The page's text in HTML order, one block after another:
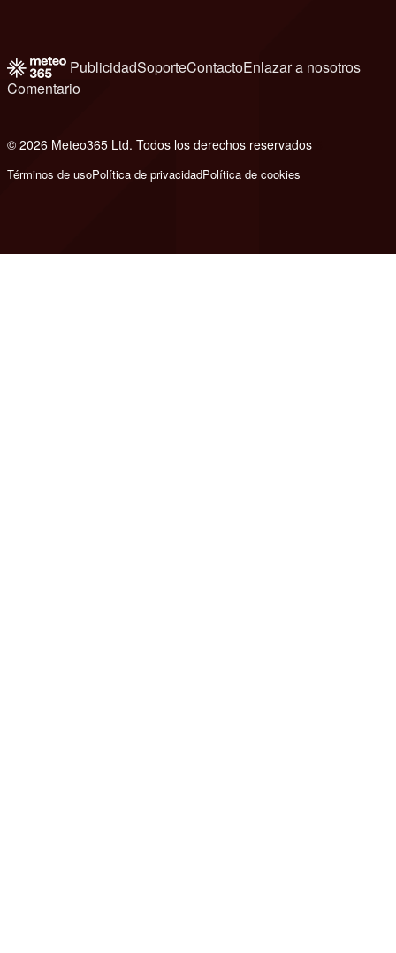
PublicidadSoporteContactoEnlazar a nosotros
Comentario
© 2026 Meteo365 Ltd. Todos los derechos reservados
Términos de usoPolítica de privacidadPolítica de cookies